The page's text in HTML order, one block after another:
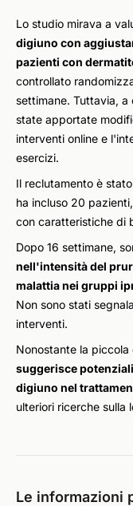
Lo studio mirava a
digiuno con
pazienti con
controllato
settimane. Tuttavia, a
state apportate
interventi online e
esercizi.
Il reclutamento è
ha incluso 20
con caratteristiche di
Dopo 16 settimane,
nell'intensità del
malattia nei gruppi
Non sono stati
interventi.
Nonostante la
suggerisce
digiuno nel
ulteriori ricerche sulla
Le informazioni